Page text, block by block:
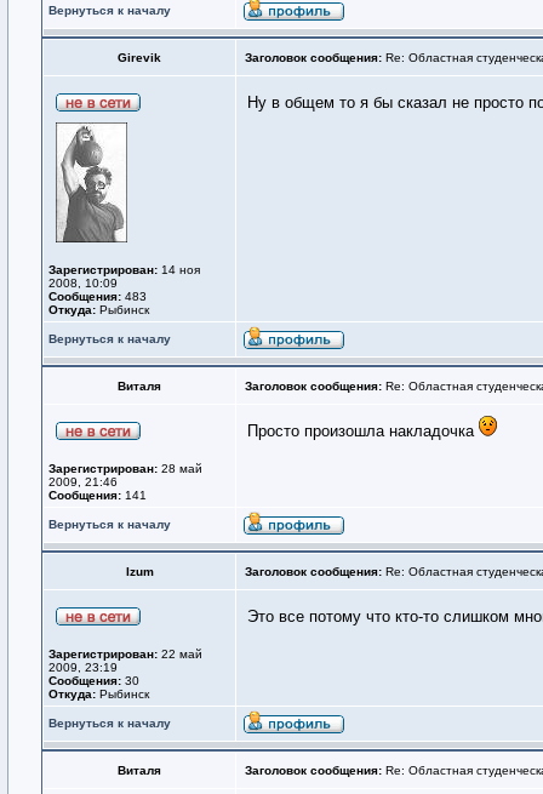
Вернуться к началу
Girevik Заголовок сообщения: Re: Областная
Зарегистрирован: 14 ноя
2008, 10:09
Сообщения: 483
Откуда: Рыбинск
Ну в общем то я бы сказал не просто
Вернуться к началу
Виталя Заголовок сообщения: Re: Областная
Зарегистрирован: 28 май
2009, 21:46
Сообщения: 141
Просто произошла накладочка
Вернуться к началу
Izum Заголовок сообщения: Re: Областная
Зарегистрирован: 22 май
2009, 23:19
Сообщения: 30
Откуда: Рыбинск
Это все потому что кто-то слишком
Вернуться к началу
Виталя Заголовок сообщения: Re: Областная